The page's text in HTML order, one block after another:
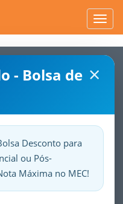
×
- Bolsa de
Desconto para
ou Pós-
Máxima no MEC!
orgulho.